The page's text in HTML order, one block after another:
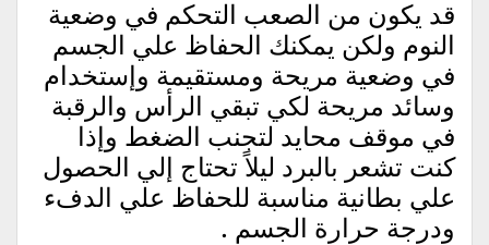
قد يكون من الصعب التحكم في وضعية
النوم ولكن يمكنك الحفاظ علي الجسم
في وضعية مريحة ومستقيمة وإستخدام
وسائد مريحة لكي تبقي الرأس والرقبة
في موقف محايد لتجنب الضغط وإذا
كنت تشعر بالبرد ليلاً تحتاج إلي الحصول
علي بطانية مناسبة للحفاظ علي الدفء
ودرجة حرارة الجسم .